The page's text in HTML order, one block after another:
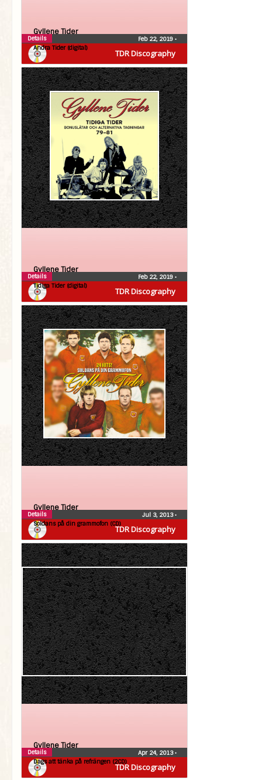
TDR Discography
Gyllene Tider
Andra Tider (digital)
Feb 22, 2019 •
Details
TDR Discography
Gyllene Tider
Tidiga Tider (digital)
Feb 22, 2019 •
Details
TDR Discography
Gyllene Tider
Soldans på din grammofon (CD)
Jul 3, 2013•
Details
TDR Discography
Gyllene Tider
Dags att tänka på refrängen (2CD)
Apr 24, 2013•
Details